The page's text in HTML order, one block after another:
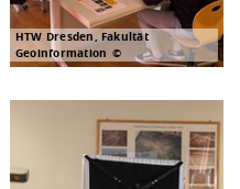
HTW Dresden, Fakultät
Geoinformation